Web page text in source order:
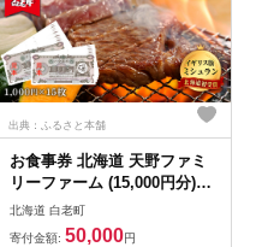
出典：ふるさと本舗
お食事券 北海道 天野ファミ
リーファーム (15,000円分)
【牧場直営・炭火焼肉レスト
ラン】 BS016
北海道 白老町
寄付金額: 50,000円